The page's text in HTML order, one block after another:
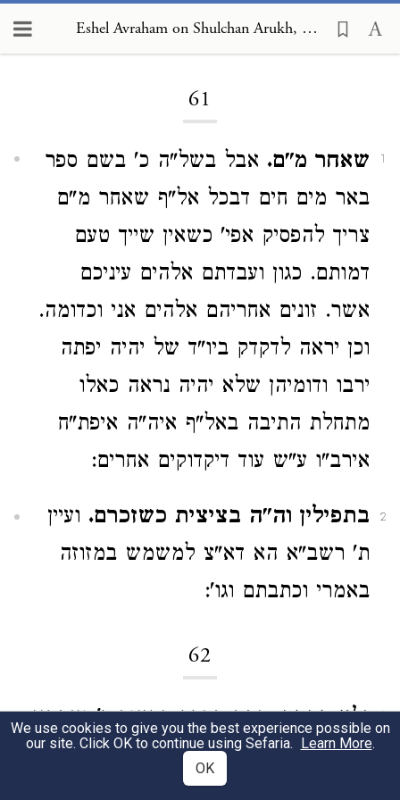
Eshel Avraham on Shulchan Arukh, Orach Chayim 61
61
1 שאחר מ"ם. אבל בשל"ה כ' בשם ספר
באר מים חים דבכל אל"ף שאחר מ"ם
צריך להפסיק אפי' כשאין שייך טעם
דמותם. כגון ועבדתם אלהים עיניכם
אשר. זונים אחריהם אלהים אני וכדומה.
וכן יראה לדקדק ביו"ד של יהיה יפתה
ירבו ודומיהן שלא יהיה נראה כאלו
מתחלת התיבה באל"ף איה"ה איפת"ח
אירב"ו ע"ש עוד דיקדוקים אחרים:
2 בתפילין וה"ה בציצית כשזכרם. ועיין
ת' רשב"א הא דא"צ למשמש במזוזה
באמרי וכתבתם וגו':
62
1 ולא דקדק.כתב בספר החינוך פ' ואתחנן
אין הענין שלא להזכיר התיבות והאותיות
We use cookies to give you the best experience possible on
our site. Click OK to continue using Sefaria. Learn More.
OK